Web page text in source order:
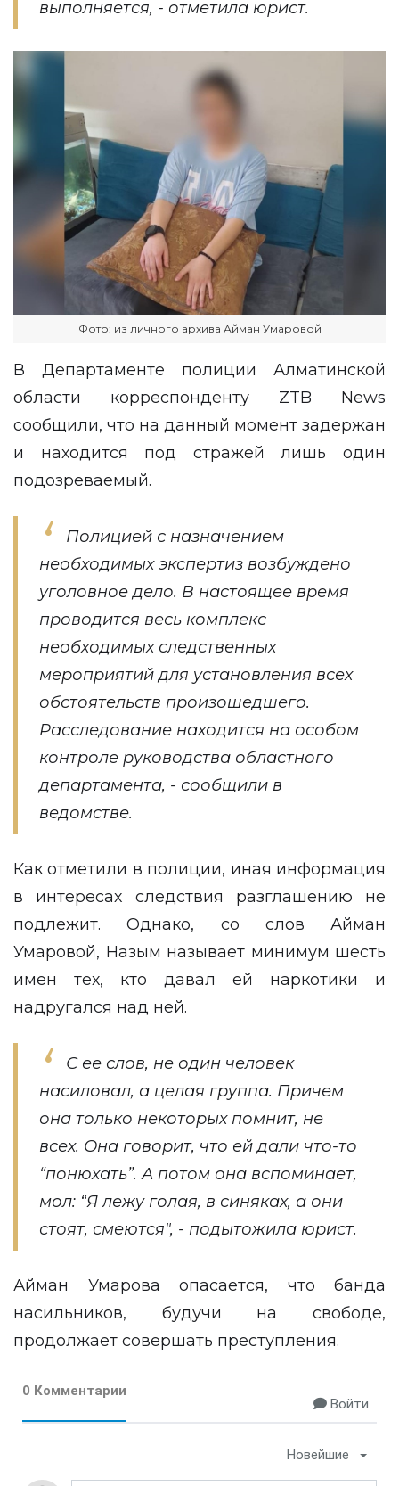
выполняется, - отметила юрист.
Фото: из личного архива Айман Умаровой
В Департаменте полиции Алматинской
области корреспонденту ZTB News
сообщили, что на данный момент задержан
и находится под стражей лишь один
подозреваемый.
Полицией с назначением
необходимых экспертиз возбуждено
уголовное дело. В настоящее время
проводится весь комплекс
необходимых следственных
мероприятий для установления всех
обстоятельств произошедшего.
Расследование находится на особом
контроле руководства областного
департамента, - сообщили в
ведомстве.
Как отметили в полиции, иная информация
в интересах следствия разглашению не
подлежит. Однако, со слов Айман
Умаровой, Назым называет минимум шесть
имен тех, кто давал ей наркотики и
надругался над ней.
С ее слов, не один человек
насиловал, а целая группа. Причем
она только некоторых помнит, не
всех. Она говорит, что ей дали что-то
“понюхать”. А потом она вспоминает,
мол: “Я лежу голая, в синяках, а они
стоят, смеются", - подытожила юрист.
Айман Умарова опасается, что банда
насильников, будучи на свободе,
продолжает совершать преступления.
0 Комментарии
Войти
Новейшие